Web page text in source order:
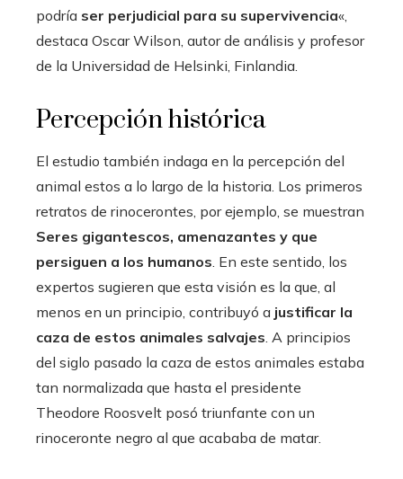
podría ser perjudicial para su supervivencia«,
destaca Oscar Wilson, autor de análisis y profesor
de la Universidad de Helsinki, Finlandia.
Percepción histórica
El estudio también indaga en la percepción del
animal estos a lo largo de la historia. Los primeros
retratos de rinocerontes, por ejemplo, se muestran
Seres gigantescos, amenazantes y que
persiguen a los humanos . En este sentido, los
expertos sugieren que esta visión es la que, al
menos en un principio, contribuyó a justificar la
caza de estos animales salvajes . A principios
del siglo pasado la caza de estos animales estaba
tan normalizada que hasta el presidente
Theodore Roosvelt posó triunfante con un
rinoceronte negro al que acababa de matar.